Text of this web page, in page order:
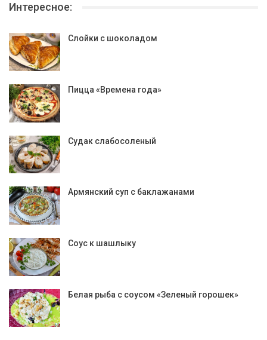
Интересное:
Слойки с шоколадом
Пицца «Времена года»
Судак слабосоленый
Армянский суп с баклажанами
Соус к шашлыку
Белая рыба с соусом «Зеленый горошек»